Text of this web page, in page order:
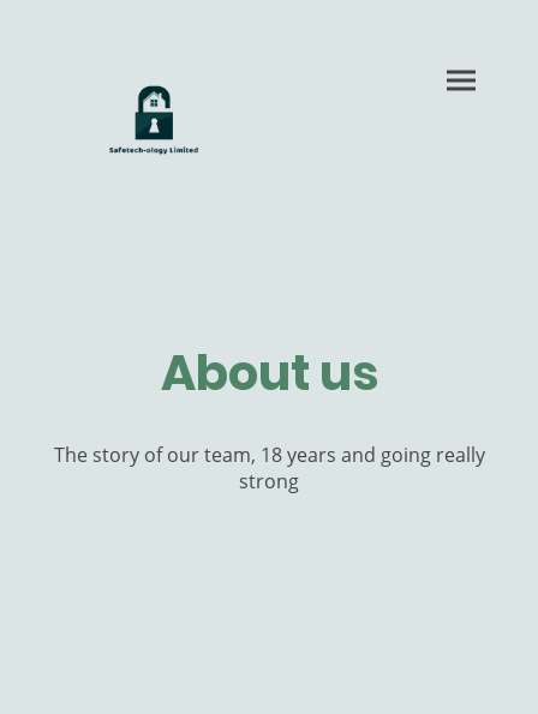
About us
The story of our team, 18 years and going really
strong